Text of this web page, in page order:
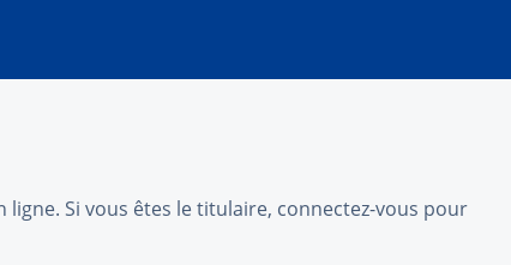
ligne. Si vous êtes le titulaire, connectez-vous pour